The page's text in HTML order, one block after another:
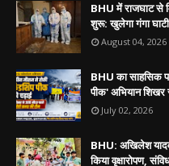
BHU में राजघाट से
शुरू: खुलेगा गंगा
August 04, 2026
BHU का साहसिक
पीक' अभियान
July 02, 2026
BHU: अखिलेश
किया वृक्षारोपण,